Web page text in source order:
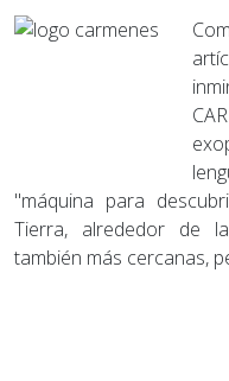
"máquina para
Tierra, alrededor de
también más cercanas,